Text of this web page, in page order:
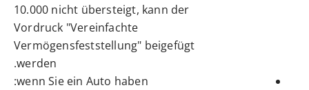
10.000 nicht übersteigt, kann der
Vordruck "Vereinfachte
Vermögensfeststellung" beigefügt
werden.
wenn Sie ein Auto haben: